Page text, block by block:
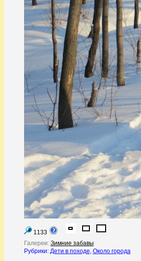
1133
Галереи: Зимние забавы
Рубрики: Дети в походе, Около города